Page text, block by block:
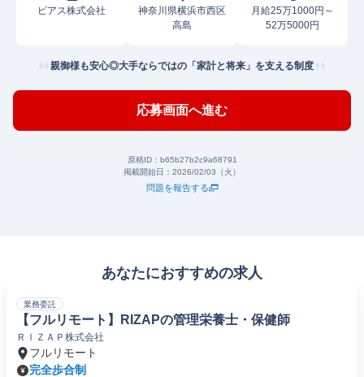
ピアス株式会社
神奈川県横浜市西区
高島
月給25万1000円～
52万5000円
親御様も安心◎大手ならではの「家計と将来」を支える制度
応募画面へ進む
原稿ID： b65b27b2c9a68791
掲載開始日： 2026/02/03（火）
問題を報告する
あなたにおすすめの求人
業務委託
【フルリモート】RIZAPの管理栄養士・保健師
ＲＩＺＡＰ株式会社
フルリモート
完全歩合制